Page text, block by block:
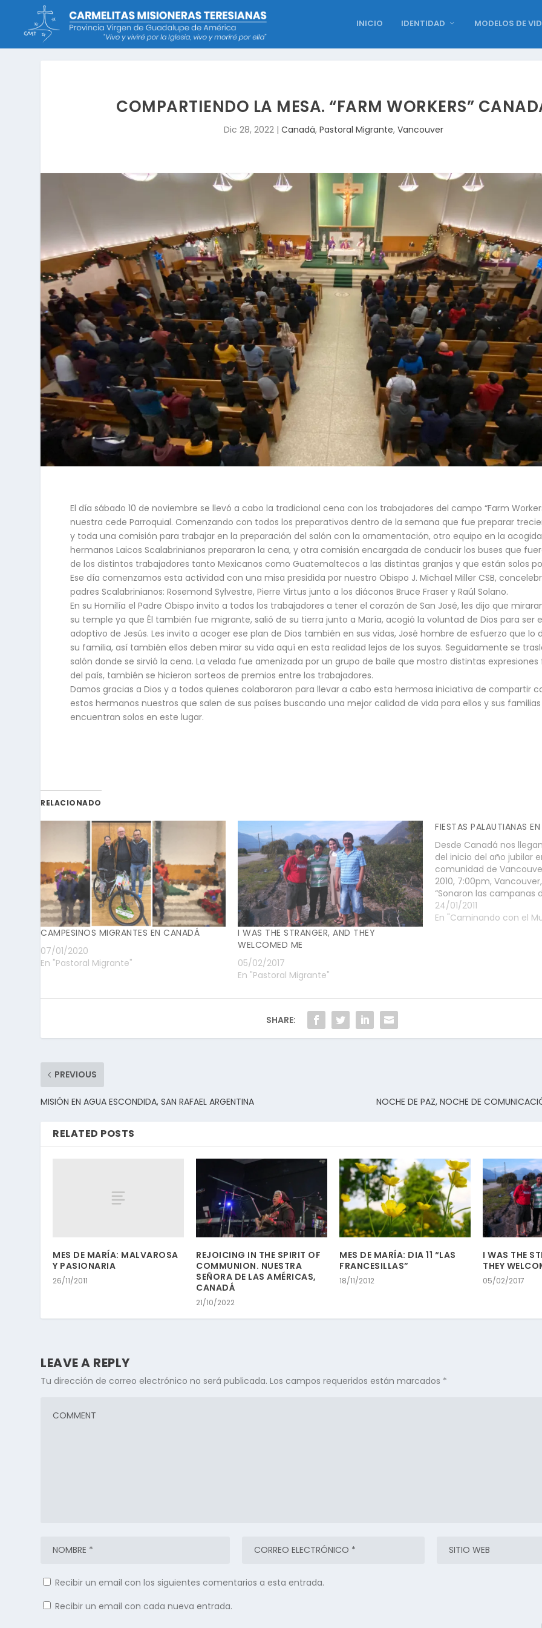
INICIO IDENTIDAD MODELOS DE
COMPARTIENDO LA MESA. “FARM WORKERS”
Dic 28, 2022| Canadá, Pastoral Migrante, Vancouver
El día sábado 10 de noviembre se llevó a cabo la tradicional cena con los trabajadores del campo “Farm
nuestra cede Parroquial. Comenzando con todos los preparativos dentro de la semana que fue preparar
y toda una comisión para trabajar en la preparación del salón con la ornamentación, otro equipo en la
hermanos Laicos Scalabrinianos prepararon la cena, y otra comisión encargada de conducir los buses que
de los distintos trabajadores tanto Mexicanos como Guatemaltecos a las distintas granjas y que están solos
Ese día comenzamos esta actividad con una misa presidida por nuestro Obispo J. Michael Miller CSB,
padres Scalabrinianos: Rosemond Sylvestre, Pierre Virtus junto a los diáconos Bruce Fraser y Raúl Solano.
En su Homilía el Padre Obispo invito a todos los trabajadores a tener el corazón de San José, les dijo que
su temple ya que Él también fue migrante, salió de su tierra junto a María, acogió la voluntad de Dios para ser
adoptivo de Jesús. Les invito a acoger ese plan de Dios también en sus vidas, José hombre de esfuerzo que lo
su familia, así también ellos deben mirar su vida aquí en esta realidad lejos de los suyos. Seguidamente se
salón donde se sirvió la cena. La velada fue amenizada por un grupo de baile que mostro distintas expresiones
del país, también se hicieron sorteos de premios entre los trabajadores.
Damos gracias a Dios y a todos quienes colaboraron para llevar a cabo esta hermosa iniciativa de compartir
estos hermanos nuestros que salen de sus países buscando una mejor calidad de vida para ellos y sus
encuentran solos en este lugar.
RELACIONADO
CAMPESINOS MIGRANTES EN CANADÁ
07/01/2020
En "Pastoral Migrante"
I WAS THE STRANGER, AND THEY
WELCOMED ME
05/02/2017
En "Pastoral Migrante"
FIESTAS PALAUTIANAS
Desde Canadá nos
del inicio del año jubilar
comunidad de
2010, 7:00pm,
“Sonaron las campanas
Sorrows anunciaban
Solemne Eucaristía
24/01/2011
En "Caminando con el
SHARE:
PREVIOUS
MISIÓN EN AGUA ESCONDIDA, SAN RAFAEL ARGENTINA NOCHE DE PAZ, NOCHE DE
RELATED POSTS
MES DE MARÍA: MALVAROSA
Y PASIONARIA
26/11/2011
REJOICING IN THE SPIRIT OF
COMMUNION. NUESTRA
SEÑORA DE LAS AMÉRICAS,
CANADÁ
21/10/2022
MES DE MARÍA: DIA 11 “LAS
FRANCESILLAS”
18/11/2012
I WAS THE
THEY
05/02/2017
LEAVE A REPLY
Tu dirección de correo electrónico no será publicada. Los campos requeridos están marcados *
Recibir un email con los siguientes comentarios a esta entrada.
Recibir un email con cada nueva entrada.